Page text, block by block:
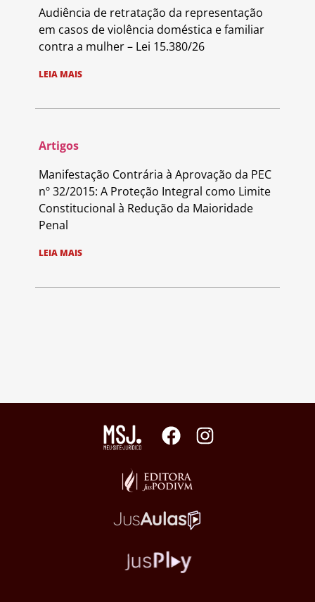
Audiência de retratação da representação
em casos de violência doméstica e familiar
contra a mulher – Lei 15.380/26
LEIA MAIS
Artigos
Manifestação Contrária à Aprovação da PEC
nº 32/2015: A Proteção Integral como Limite
Constitucional à Redução da Maioridade
Penal
LEIA MAIS